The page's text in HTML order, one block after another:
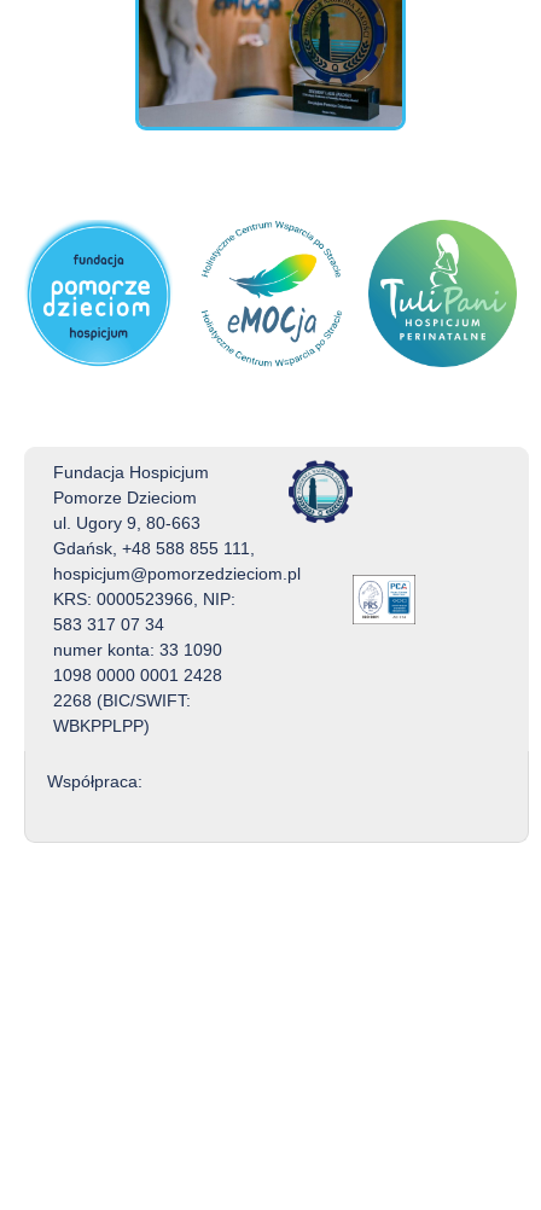
Fundacja Hospicjum
Pomorze Dzieciom
ul. Ugory 9, 80-663
Gdańsk, +48 588 855 111,
hospicjum@pomorzedzieciom.pl
KRS: 0000523966, NIP:
583 317 07 34
numer konta: 33 1090
1098 0000 0001 2428
2268 (BIC/SWIFT:
WBKPPLPP)
Współpraca: